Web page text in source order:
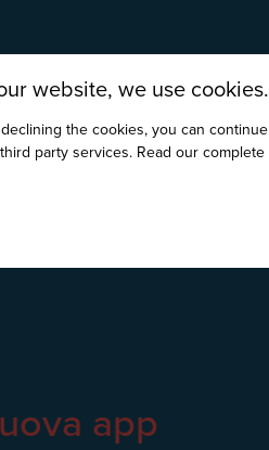
app
website, we use cookies.
the cookies, you can continue
party services. Read our complete